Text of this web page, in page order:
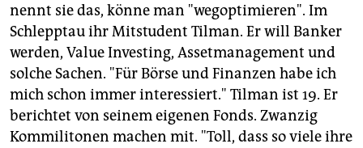
nennt sie das, könne man "wegoptimieren". Im
Schlepptau ihr Mitstudent Tilman. Er will Banker
werden, Value Investing, Assetmanagement und
solche Sachen. "Für Börse und Finanzen habe ich
mich schon immer interessiert." Tilman ist 19. Er
berichtet von seinem eigenen Fonds. Zwanzig
Kommilitonen machen mit. "Toll, dass so viele ihre